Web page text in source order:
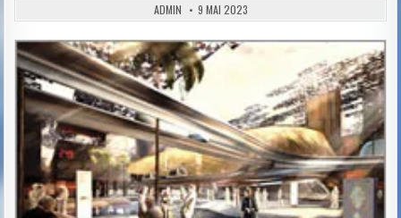
ADMIN 9 MAI 2023
Posted
in